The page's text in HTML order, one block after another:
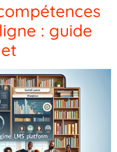
: guide